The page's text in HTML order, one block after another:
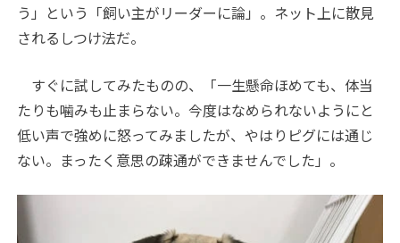
う」という「飼い主がリーダーに論」。ネット上に散見
されるしつけ法だ。
すぐに試してみたものの、「一生懸命ほめても、体当
たりも噛みも止まらない。今度はなめられないようにと
低い声で強めに怒ってみましたが、やはりピグには通じ
ない。まったく意思の疎通ができませんでした」。